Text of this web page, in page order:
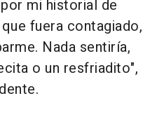
mi historial de
fuera contagiado,
Nada sentiría,
o un resfriadito",